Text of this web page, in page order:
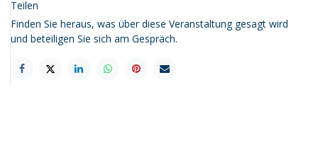
Teilen
Finden Sie heraus, was über diese Veranstaltung gesagt wird
und beteiligen Sie sich am Gespräch.